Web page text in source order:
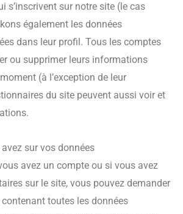
s’inscrivent sur notre site (le cas
également les données
dans leur profil. Tous les comptes
ou supprimer leurs informations
(à l’exception de leur
du site peuvent aussi voir et
sur vos données
avez un compte ou si vous avez
sur le site, vous pouvez demander
toutes les données